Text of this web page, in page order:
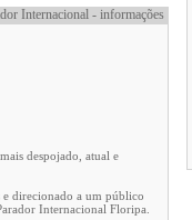
Internacional - informações
despojado, atual e
e direcionado a um público
Internacional Floripa.